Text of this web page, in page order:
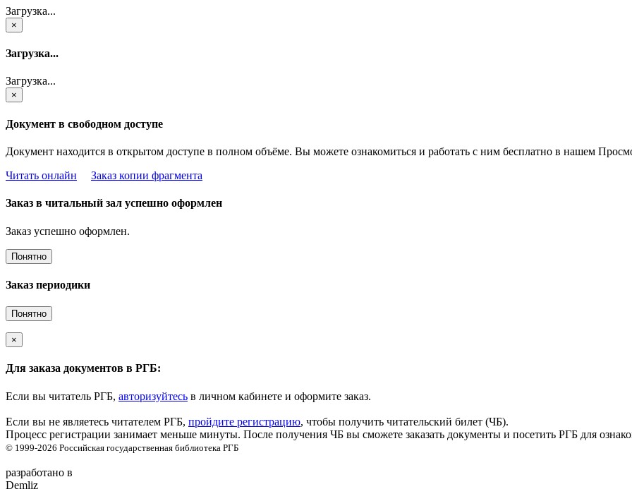
Загрузка...
×
Загрузка...
Загрузка...
×
Документ в свободном доступе
Документ находится в открытом доступе в полном объёме. Вы можете ознакомиться и работать с ним бесплатно в нашем
Читать онлайн
Заказ копии фрагмента
Заказ в читальный зал успешно оформлен
Заказ успешно оформлен.
Понятно
Заказ периодики
Понятно
×
Для заказа документов в РГБ:
Если вы читатель РГБ, авторизуйтесь в личном кабинете и оформите заказ.
Если вы не являетесь читателем РГБ, пройдите регистрацию, чтобы получить читательский билет (ЧБ).
Процесс регистрации занимает меньше минуты. После получения ЧБ вы сможете заказать документы и посетить РГБ для
© 1999-2026 Российская государственная библиотека РГБ
разработано в
Demliz